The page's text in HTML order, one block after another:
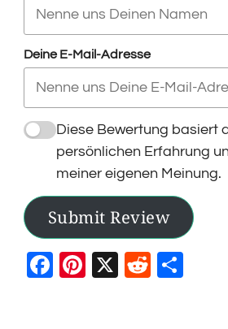
Deine E-Mail-Adresse
Diese Bewertung basiert
persönlichen Erfahrung
meiner eigenen Meinung.
Submit Review
Facebook
Pinterest
X Reddit